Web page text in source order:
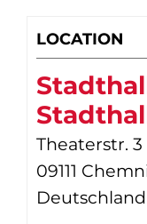
LOCATION
Theaterstr. 3
09111
Deutschland